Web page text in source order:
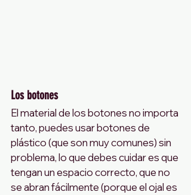
Los botones
El material de los botones no importa
tanto, puedes usar botones de
plástico (que son muy comunes) sin
problema, lo que debes cuidar es que
tengan un espacio correcto, que no
se abran fácilmente (porque el ojal es